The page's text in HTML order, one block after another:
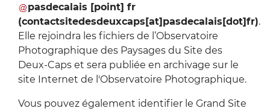
pasdecalais [point] fr
(contactsitedesdeuxcaps[at]pasdecalais[dot]fr).
Elle rejoindra les fichiers de l’Observatoire
Photographique des Paysages du Site des
Deux-Caps et sera publiée en archivage sur le
site Internet de l'Observatoire Photographique.
Vous pouvez également identifier le Grand Site